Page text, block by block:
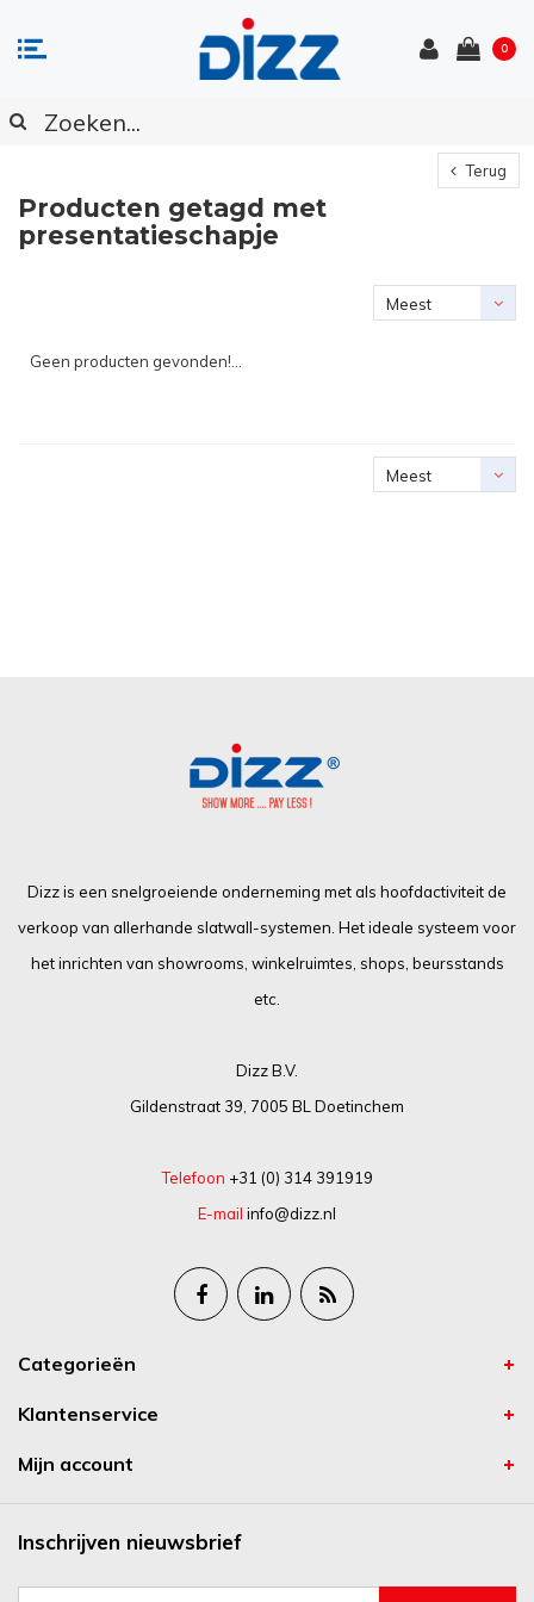
0
Terug
Producten getagd met
presentatieschapje
Meest
Geen producten gevonden!...
Meest
Dizz is een snelgroeiende onderneming met als hoofdactiviteit de
verkoop van allerhande slatwall-systemen. Het ideale systeem voor
het inrichten van showrooms, winkelruimtes, shops, beursstands
etc.
Dizz B.V.
Gildenstraat 39, 7005 BL Doetinchem
Telefoon +31 (0) 314 391919
E-mail info@dizz.nl
Categorieën
Klantenservice
Mijn account
Inschrijven nieuwsbrief